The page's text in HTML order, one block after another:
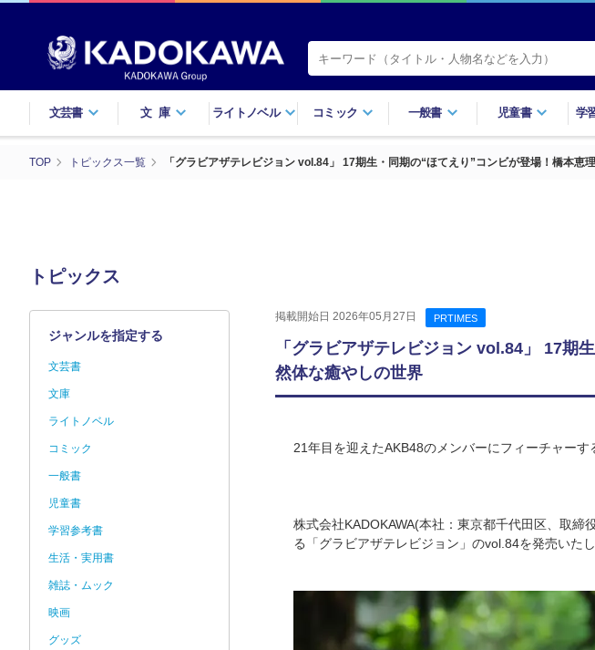
文芸書 文庫 ライトノベル コミック 一般書 児童書 学
TOP トピックス一覧 「グラビアザテレビジョン vol.84」 17期生・同期の“ほてえり”コンビが登場！橋本
トピックス
掲載開始日 2026年05月27日 PRTIMES
「グラビアザテレビジョン vol.84」 17期
然体な癒やしの世界
21年目を迎えたAKB48のメンバーにフィーチャー
株式会社KADOKAWA(本社：東京都千代田区、取
る「グラビアザテレビジョン」のvol.84を発売いたし
ジャンルを指定する
文芸書
文庫
ライトノベル
コミック
一般書
児童書
学習参考書
生活・実用書
雑誌・ムック
映画
グッズ